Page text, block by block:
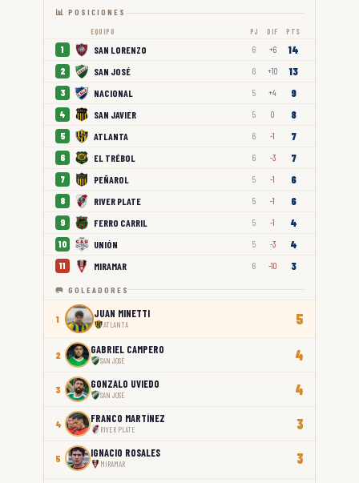
📊 POSICIONES
EQUIPO PJ DIF PTS
1 SAN LORENZO 6 +6 14
2 SAN JOSÉ 6 +10 13
3 NACIONAL 5 +4 9
4 SAN JAVIER 5 0 8
5 ATLANTA 6 -1 7
6 EL TRÉBOL 6 -3 7
7 PEÑAROL 5 -1 6
8 RIVER PLATE 5 -1 6
9 FERRO CARRIL 5 -1 4
10 UNIÓN 5 -3 4
11 MIRAMAR 6 -10 3
🥅 GOLEADORES
1 JUAN MINETTI
ATLANTA 5
2 GABRIEL CAMPERO
SAN JOSÉ 4
3 GONZALO UVIEDO
SAN JOSÉ 4
4 FRANCO MARTÍNEZ
RIVER PLATE 3
5 IGNACIO ROSALES
MIRAMAR 3